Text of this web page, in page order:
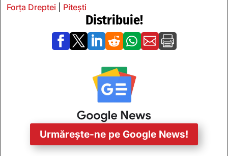
Forța Dreptei
Pitești
Distribuie!
      
Urmărește-ne pe Google News!